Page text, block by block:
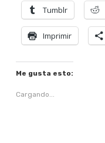
Tumblr
Imprimir
Me gusta esto:
Cargando...